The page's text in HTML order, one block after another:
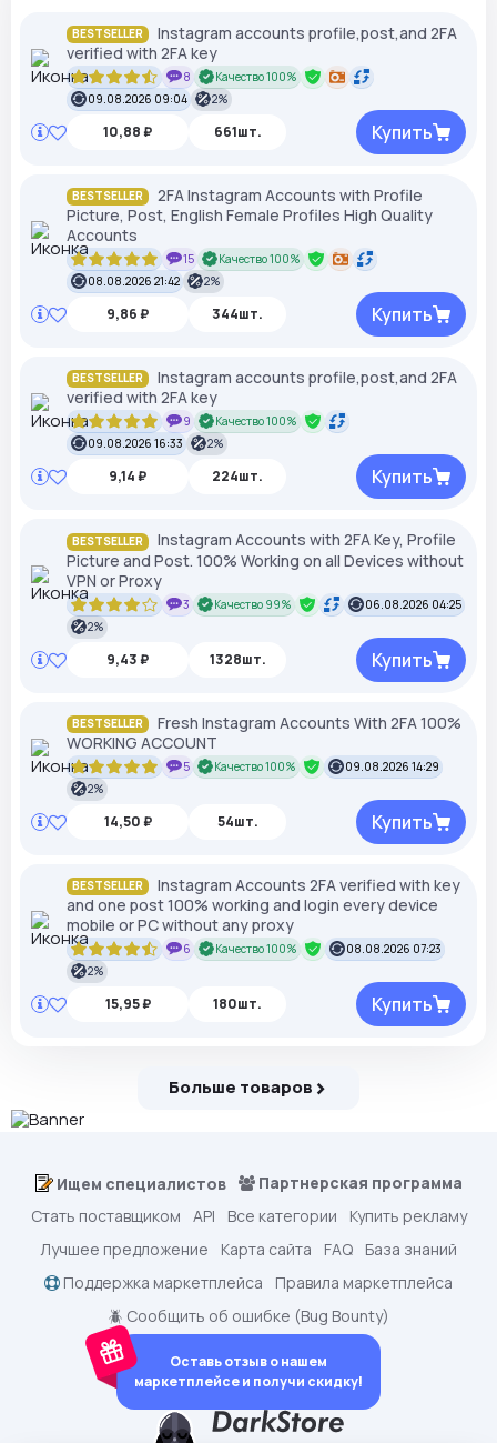
BESTSELLER
Instagram accounts profile,post,and 2FA
verified with 2FA key
8
Качество 100%
09.08.2026 09:04
2%
10,88 ₽ 661шт. Купить
BESTSELLER
2FA Instagram Accounts with Profile
Picture, Post, English Female Profiles High Quality
Accounts
15
Качество 100%
08.08.2026 21:42
2%
9,86 ₽ 344шт. Купить
BESTSELLER
Instagram accounts profile,post,and 2FA
verified with 2FA key
9
Качество 100%
09.08.2026 16:33
2%
9,14 ₽ 224шт. Купить
BESTSELLER
Instagram Accounts with 2FA Key, Profile
Picture and Post. 100% Working on all Devices without
VPN or Proxy
3 Качество 99%
06.08.2026 04:25
2%
9,43 ₽ 1328шт. Купить
BESTSELLER
Fresh Instagram Accounts With 2FA 100%
WORKING ACCOUNT
5 Качество 100%
09.08.2026 14:29
2%
14,50 ₽ 54шт. Купить
BESTSELLER
Instagram Accounts 2FA verified with key
and one post 100% working and login every device
mobile or PC without any proxy
6 Качество 100%
08.08.2026 07:23
2%
15,95 ₽ 180шт. Купить
Больше товаров
Ищем специалистов
Партнерская программа
Стать поставщиком
API Все категории
Купить рекламу
Лучшее предложение
Карта сайта FAQ
База знаний
Поддержка маркетплейса
Правила маркетплейса
🪲 Сообщить об ошибке (Bug Bounty)
Оставь отзыв о нашем
маркетплейсе и получи скидку!